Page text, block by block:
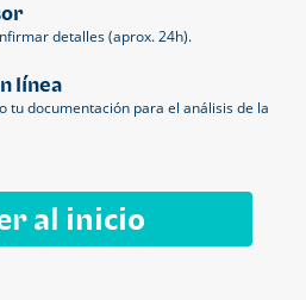
detalles (aprox. 24h).
línea
tu documentación para el análisis de la
al inicio